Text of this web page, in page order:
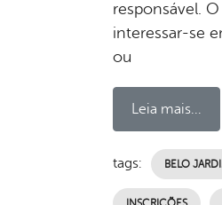
responsável.
interessar-se
ou
Leia mais...
tags: BELO